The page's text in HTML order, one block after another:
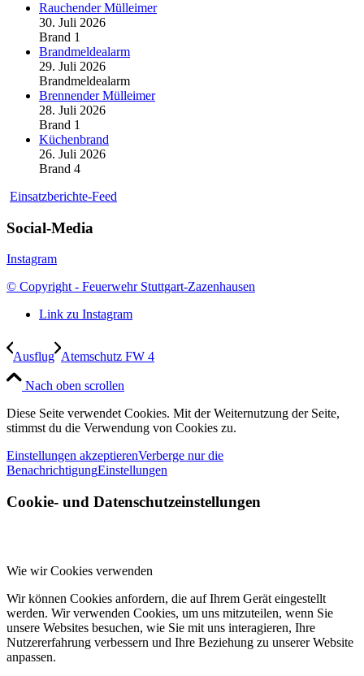
Rauchender Mülleimer
30. Juli 2026
Brand 1
Brandmeldealarm
29. Juli 2026
Brandmeldealarm
Brennender Mülleimer
28. Juli 2026
Brand 1
Küchenbrand
26. Juli 2026
Brand 4
Einsatzberichte-Feed
Social-Media
Instagram
© Copyright - Feuerwehr Stuttgart-Zazenhausen
Link zu Instagram
Ausflug Atemschutz FW 4
Nach oben scrollen
Diese Seite verwendet Cookies. Mit der Weiternutzung der Seite,
stimmst du die Verwendung von Cookies zu.
Einstellungen akzeptierenVerberge nur die
BenachrichtigungEinstellungen
Cookie- und Datenschutzeinstellungen
Wie wir Cookies verwenden
Wir können Cookies anfordern, die auf Ihrem Gerät eingestellt
werden. Wir verwenden Cookies, um uns mitzuteilen, wenn Sie
unsere Websites besuchen, wie Sie mit uns interagieren, Ihre
Nutzererfahrung verbessern und Ihre Beziehung zu unserer Website
anpassen.